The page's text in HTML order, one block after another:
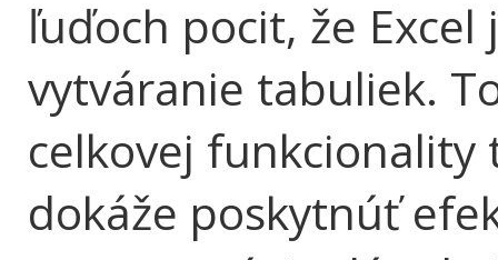
ľuďoch pocit, že
vytváranie tabuliek.
celkovej
dokáže poskytnúť